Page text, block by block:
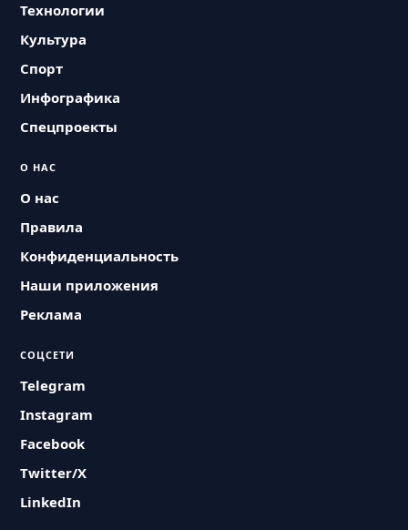
Технологии
Культура
Спорт
Инфографика
Спецпроекты
О НАС
О нас
Правила
Конфиденциальность
Наши приложения
Реклама
СОЦСЕТИ
Telegram
Instagram
Facebook
Twitter/X
LinkedIn